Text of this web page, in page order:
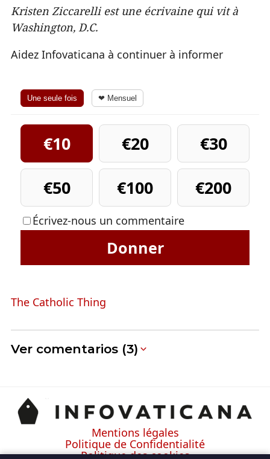
Kristen Ziccarelli est une écrivaine qui vit à
Washington, D.C.
Aidez Infovaticana à continuer à informer
Une seule fois ❤ Mensuel
€10 €20
€30
€50
€100 €200
Écrivez-nous un commentaire
Donner
The Catholic Thing
Ver comentarios (3)
Mentions légales
Politique de Confidentialité
Politique des cookies